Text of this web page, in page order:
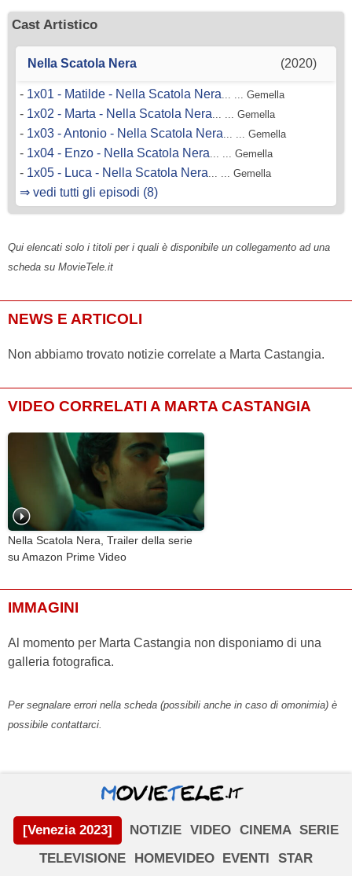
Cast Artistico
Nella Scatola Nera (2020)
- 1x01 - Matilde - Nella Scatola Nera ... ... Gemella
- 1x02 - Marta - Nella Scatola Nera ... ... Gemella
- 1x03 - Antonio - Nella Scatola Nera ... ... Gemella
- 1x04 - Enzo - Nella Scatola Nera ... ... Gemella
- 1x05 - Luca - Nella Scatola Nera ... ... Gemella
⇒ vedi tutti gli episodi (8)
Qui elencati solo i titoli per i quali è disponibile un collegamento ad una
scheda su MovieTele.it
NEWS E ARTICOLI
Non abbiamo trovato notizie correlate a Marta Castangia.
VIDEO CORRELATI A MARTA CASTANGIA
Nella Scatola Nera, Trailer della serie
su Amazon Prime Video
IMMAGINI
Al momento per Marta Castangia non disponiamo di una
galleria fotografica.
Per segnalare errori nella scheda (possibili anche in caso di omonimia) è
possibile contattarci.
[Venezia 2023] NOTIZIE VIDEO CINEMA SERIE
TELEVISIONE
HOMEVIDEO EVENTI STAR